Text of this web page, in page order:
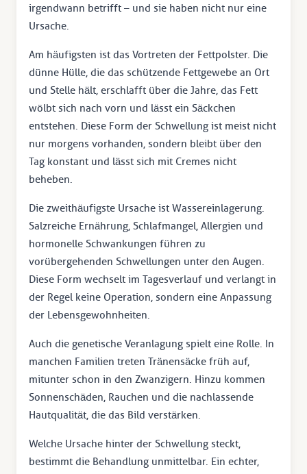
irgendwann betrifft – und sie haben nicht nur eine
Ursache.
Am häufigsten ist das Vortreten der Fettpolster. Die
dünne Hülle, die das schützende Fettgewebe an Ort
und Stelle hält, erschlafft über die Jahre, das Fett
wölbt sich nach vorn und lässt ein Säckchen
entstehen. Diese Form der Schwellung ist meist nicht
nur morgens vorhanden, sondern bleibt über den
Tag konstant und lässt sich mit Cremes nicht
beheben.
Die zweithäufigste Ursache ist Wassereinlagerung.
Salzreiche Ernährung, Schlafmangel, Allergien und
hormonelle Schwankungen führen zu
vorübergehenden Schwellungen unter den Augen.
Diese Form wechselt im Tagesverlauf und verlangt in
der Regel keine Operation, sondern eine Anpassung
der Lebensgewohnheiten.
Auch die genetische Veranlagung spielt eine Rolle. In
manchen Familien treten Tränensäcke früh auf,
mitunter schon in den Zwanzigern. Hinzu kommen
Sonnenschäden, Rauchen und die nachlassende
Hautqualität, die das Bild verstärken.
Welche Ursache hinter der Schwellung steckt,
bestimmt die Behandlung unmittelbar. Ein echter,